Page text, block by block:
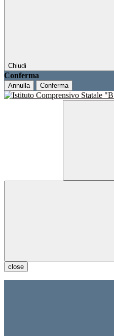
Chiudi
Conferma
Annulla Conferma
close